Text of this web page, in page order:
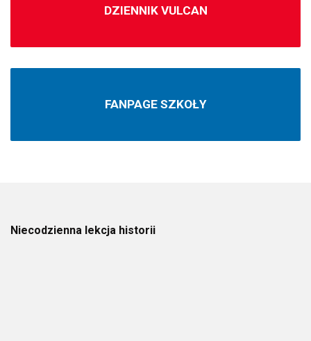
DZIENNIK VULCAN
FANPAGE SZKOŁY
Niecodzienna lekcja historii